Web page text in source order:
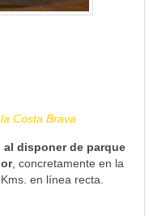
Costa Brava
disponer de parque
, concretamente en la
en línea recta.